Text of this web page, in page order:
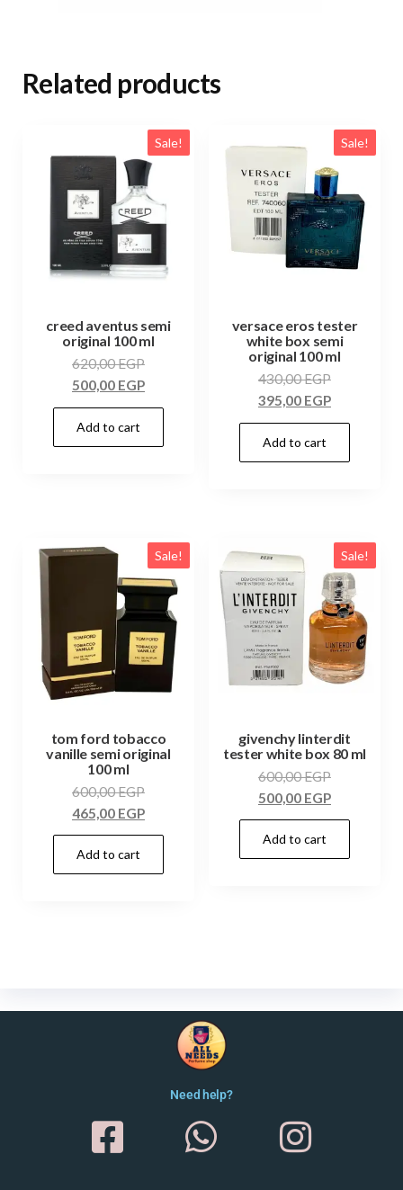
Related products
Sale!
creed aventus semi
original 100 ml
620,00EGP
500,00 EGP
Add to cart
Sale!
versace eros tester
white box semi
original 100 ml
430,00EGP
395,00 EGP
Add to cart
Sale!
tom ford tobacco
vanille semi original
100 ml
600,00EGP
465,00 EGP
Add to cart
Sale!
givenchy linterdit
tester white box 80 ml
600,00EGP
500,00 EGP
Add to cart
Need help?